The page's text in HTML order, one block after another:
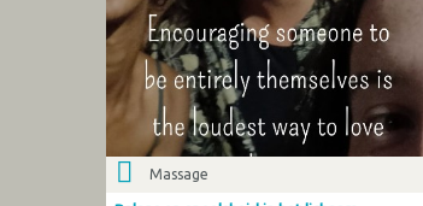
Massage